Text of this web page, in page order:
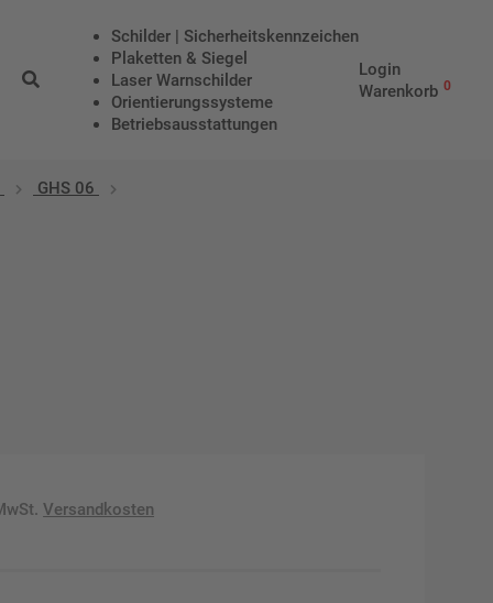
Schilder | Sicherheitskennzeichen
Plaketten & Siegel
Laser Warnschilder
Orientierungssysteme
Betriebs­aus­stattungen
Login
Warenkorb 0
GHS 06
Versandkosten